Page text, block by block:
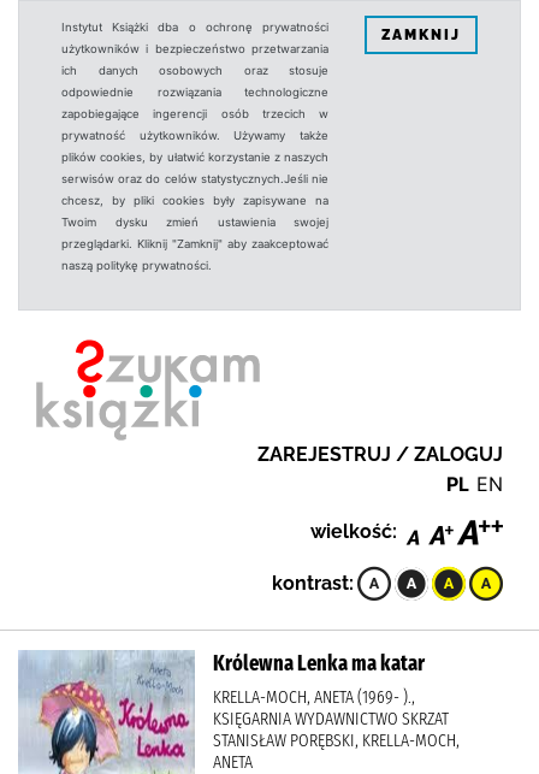
Instytut Książki dba o ochronę prywatności
użytkowników i bezpieczeństwo przetwarzania
ich danych osobowych oraz stosuje
odpowiednie rozwiązania technologiczne
zapobiegające ingerencji osób trzecich w
prywatność użytkowników. Używamy także
plików cookies, by ułatwić korzystanie z naszych
serwisów oraz do celów statystycznych.Jeśli nie
chcesz, by pliki cookies były zapisywane na
Twoim dysku zmień ustawienia swojej
przeglądarki. Kliknij "Zamknij" aby zaakceptować
naszą politykę prywatności.
ZAMKNIJ
ZAREJESTRUJ / ZALOGUJ
PL EN
wielkość:
kontrast:
Królewna Lenka ma katar
KRELLA-MOCH, ANETA (1969- ).,
KSIĘGARNIA WYDAWNICTWO SKRZAT
STANISŁAW PORĘBSKI, KRELLA-MOCH,
ANETA